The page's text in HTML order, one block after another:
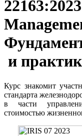
и
Курс знакомит
стандарта
в части
стоимостью